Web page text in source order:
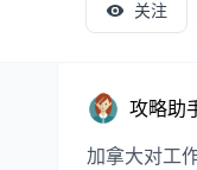
关注
攻略助
加拿大对工